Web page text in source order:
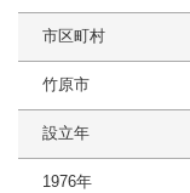
市区町村
竹原市
設立年
1976年